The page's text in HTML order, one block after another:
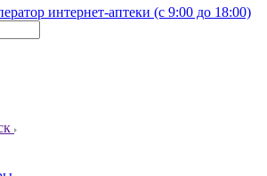
интернет-аптеки (с 9:00 до 18:00)